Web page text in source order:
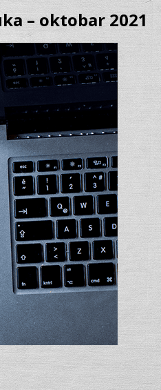
– oktobar 2021